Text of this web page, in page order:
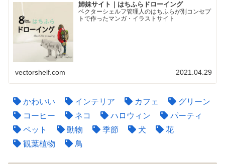
姉妹サイト｜はちふらドローイング
ベクターシェルフ管理人のはちふらが別コンセプ
トで作ったマンガ・イラストサイト
vectorshelf.com 2021.04.29
かわいい インテリア カフェ
グリーン
コーヒー
ネコ ハロウィン
パーティ
ペット
動物 季節 犬
花
観葉植物
鳥